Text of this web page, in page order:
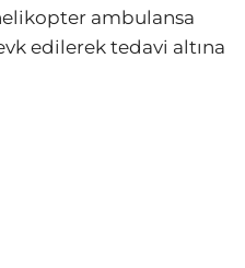
ambulansa
edilerek tedavi altına